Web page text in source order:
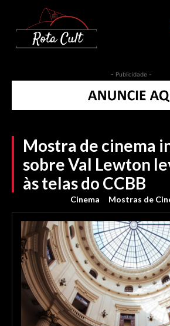
- Publicidade -
Mostra de cinema
sobre Val Lewton
às telas do CCBB
Cinema Mostras de